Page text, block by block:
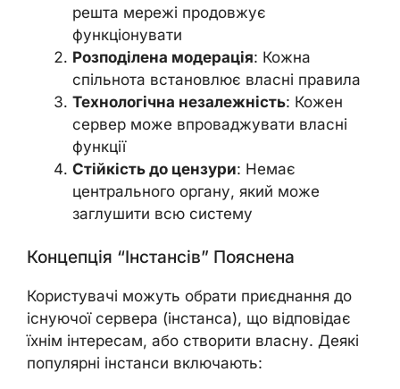
решта мережі продовжує
функціонувати
Розподілена модерація: Кожна
спільнота встановлює власні правила
Технологічна незалежність: Кожен
сервер може впроваджувати власні
функції
Стійкість до цензури: Немає
центрального органу, який може
заглушити всю систему
Концепція “інстансів” Пояснена
Користувачі можуть обрати приєднання до
існуючої сервера (інстанса), що відповідає
їхнім інтересам, або створити власну. Деякі
популярні інстанси включають: